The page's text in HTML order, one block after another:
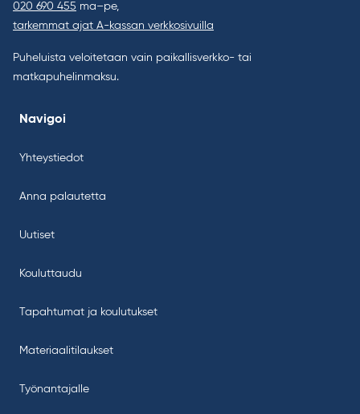
020 690 455 ma–pe,
tarkemmat ajat A-kassan verkkosivuilla
Puheluista veloitetaan vain paikallisverkko- tai
matkapuhelinmaksu.
Navigoi
Yhteystiedot
Anna palautetta
Uutiset
Kouluttaudu
Tapahtumat ja koulutukset
Materiaalitilaukset
Työnantajalle